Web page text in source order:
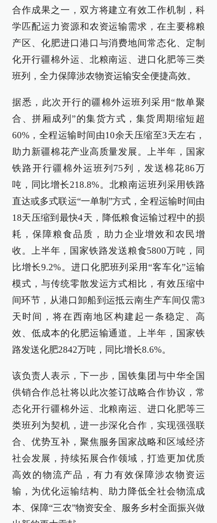
合作成果之一，双方将建立有效工作机制，科
学匹配运力资源和农资运输需求，在主要棉粮
产区、化肥进口港口与消费地间常态化、定制
化开行疆棉外运、北粮南运、进口化肥等三类
班列，全力保障涉农物资运输安全便捷高效。
据悉，此次开行的疆棉外运班列采用“散单聚
合、拼厢成列”的集货方式，集货周期缩短超
60%，全程运输时间由10余天压缩至3天左右，
助力新疆棉花产业高质量发展。上半年，国家
铁路开行疆棉外运班列75列，发送棉花86万
吨，同比增长218.8%。北粮南运班列采用铁路
直达或多式联运“一单制”方式，全程运输时间由
18天压缩到最快4天，降低粮食运输过程中的损
耗，保障粮食品质，助力企业增效和农民增
收。上半年，国家铁路发送粮食5800万吨，同
比增长9.2%。进口化肥班列采用“客车化”运输
模式，与传统零散发运方式相比，有效压缩中
间环节，从港口卸船到运抵云南生产车间仅需3
天时间，将在西南地区构建起一条稳定、高
效、低成本的化肥运输通道。上半年，国家铁
路发送化肥2842万吨，同比增长8.6%。
该负责人表示，下一步，国铁集团与中华全国
供销合作总社将以此次签订战略合作协议，常
态化开行疆棉外运、北粮南运、进口化肥等三
类班列为契机，进一步深化合作，实现强强联
合、优势互补，聚焦服务国家战略和区域经济
社会发展，持续拓展合作领域，打造更加优质
高效的物流产品，有力有效保障涉农物资运
输，为优化运输结构、助力降低全社会物流成
本、保障“三农”物资安全、服务乡村全面振兴做